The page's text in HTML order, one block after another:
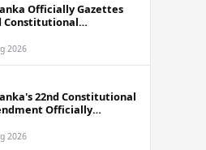
Officially Gazettes
Constitutional
2026
22nd Constitutional
Officially
2026